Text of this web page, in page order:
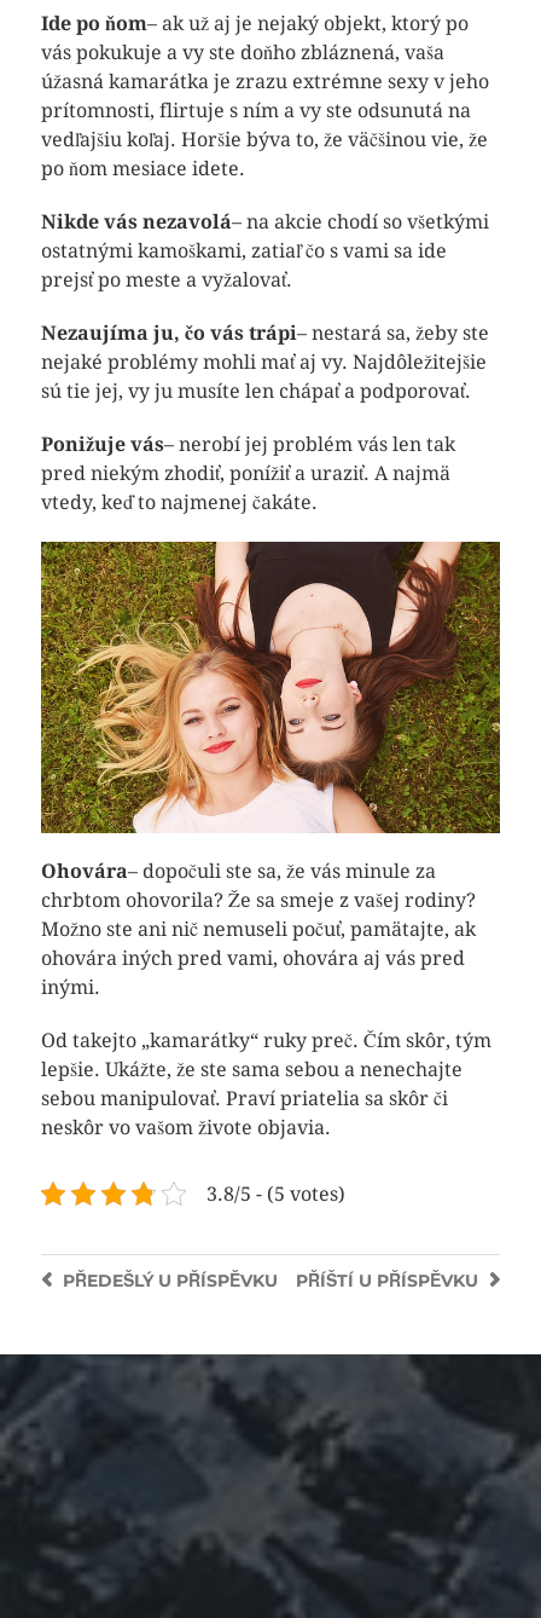
Ide po ňom– ak už aj je nejaký objekt, ktorý po
vás pokukuje a vy ste doňho zbláznená, vaša
úžasná kamarátka je zrazu extrémne sexy v jeho
prítomnosti, flirtuje s ním a vy ste odsunutá na
vedľajšiu koľaj. Horšie býva to, že väčšinou vie, že
po ňom mesiace idete.
Nikde vás nezavolá– na akcie chodí so všetkými
ostatnými kamoškami, zatiaľ čo s vami sa ide
prejsť po meste a vyžalovať.
Nezaujíma ju, čo vás trápi– nestará sa, žeby ste
nejaké problémy mohli mať aj vy. Najdôležitejšie
sú tie jej, vy ju musíte len chápať a podporovať.
Ponižuje vás– nerobí jej problém vás len tak
pred niekým zhodiť, ponížiť a uraziť. A najmä
vtedy, keď to najmenej čakáte.
Ohovára– dopočuli ste sa, že vás minule za
chrbtom ohovorila? Že sa smeje z vašej rodiny?
Možno ste ani nič nemuseli počuť, pamätajte, ak
ohovára iných pred vami, ohovára aj vás pred
inými.
Od takejto „kamarátky“ ruky preč. Čím skôr, tým
lepšie. Ukážte, že ste sama sebou a nenechajte
sebou manipulovať. Praví priatelia sa skôr či
neskôr vo vašom živote objavia.
3.8/5 - (5 votes)
PŘÍŠTÍ U PŘÍSPĚVKU
PŘEDEŠLÝU PŘÍSPĚVKU